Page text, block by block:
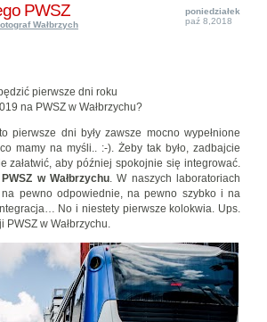
PWSZ
Wałbrzych
poniedziałek
paź 8,2018
pierwsze dni roku
na PWSZ w Wałbrzychu?
pierwsze dni były zawsze mocno wypełnione
mamy na myśli.. :-). Żeby tak było, zadbajcie
załatwić, aby później spokojnie się integrować.
w Wałbrzychu. W naszych laboratoriach
pewno odpowiednie, na pewno szybko i na
No i niestety pierwsze kolokwia. Ups.
w Wałbrzychu.